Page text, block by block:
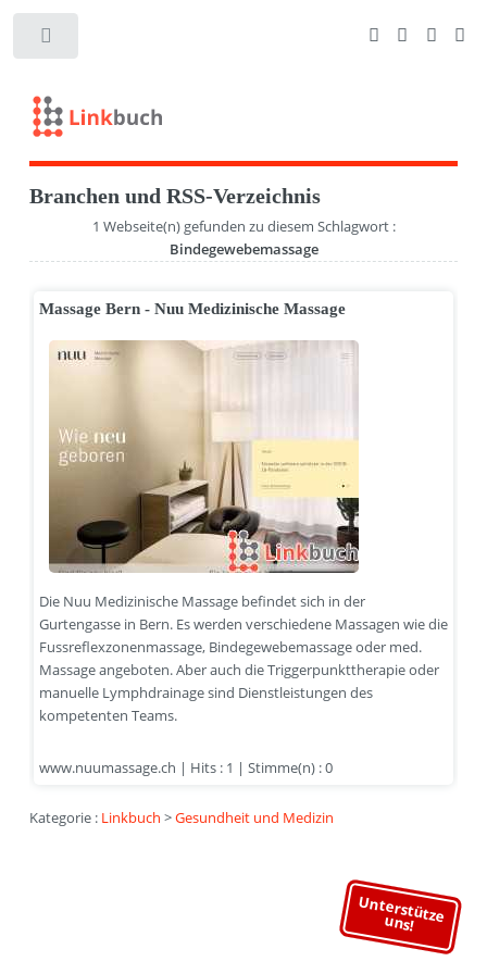
Unterstütze
uns!
Branchen und RSS-Verzeichnis
1 Webseite(n) gefunden zu diesem Schlagwort :
Bindegewebemassage
Massage Bern - Nuu Medizinische Massage
Die Nuu Medizinische Massage befindet sich in der
Gurtengasse in Bern. Es werden verschiedene Massagen wie die
Fussreflexzonenmassage, Bindegewebemassage oder med.
Massage angeboten. Aber auch die Triggerpunkttherapie oder
manuelle Lymphdrainage sind Dienstleistungen des
kompetenten Teams.
www.nuumassage.ch | Hits : 1 | Stimme(n) : 0
Kategorie : Linkbuch >Gesundheit und Medizin